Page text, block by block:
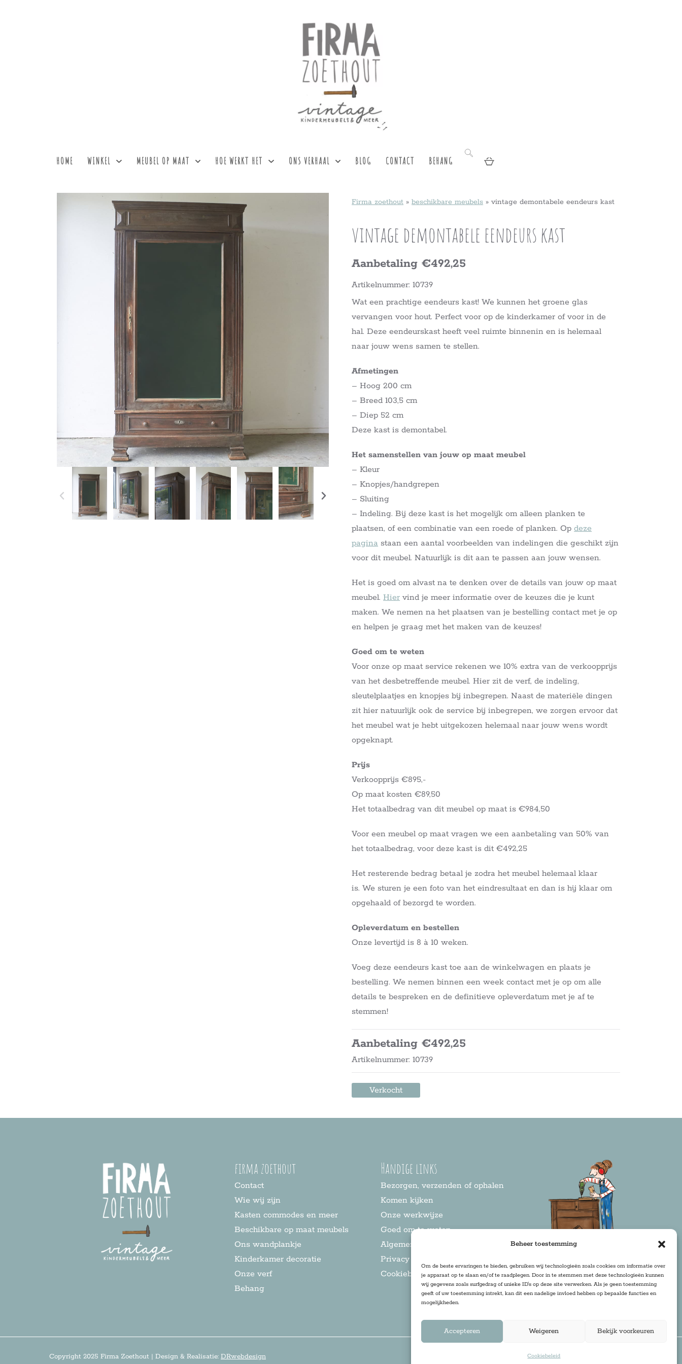
Beheer toestemming
Om de beste ervaringen te bieden, gebruiken wij technologieën zoals cookies om informatie over
je apparaat op te slaan en/of te raadplegen. Door in te stemmen met deze technologieën kunnen
wij gegevens zoals surfgedrag of unieke ID's op deze site verwerken. Als je geen toestemming
geeft of uw toestemming intrekt, kan dit een nadelige invloed hebben op bepaalde functies en
mogelijkheden.
Accepteren Weigeren Bekijk voorkeuren
Cookiebeleid
HOME WINKEL MEUBEL OP MAAT HOE WERKT HET ONS VERHAAL BLOG CONTACT BEHANG
Firma zoethout »beschikbare meubels »vintage demontabele eendeurs kast
vintage demontabele eendeurs kast
Aanbetaling €492,25
Artikelnummer: 10739
Wat een prachtige eendeurs kast! We kunnen het groene glas
vervangen voor hout. Perfect voor op de kinderkamer of voor in de
hal. Deze eendeurskast heeft veel ruimte binnenin en is helemaal
naar jouw wens samen te stellen.
Afmetingen
– Hoog 200 cm
– Breed 103,5 cm
– Diep 52 cm
Deze kast is demontabel.
Het samenstellen van jouw op maat meubel
– Kleur
– Knopjes/handgrepen
– Sluiting
– Indeling. Bij deze kast is het mogelijk om alleen planken te
plaatsen, of een combinatie van een roede of planken. Opdeze
pagina staan een aantal voorbeelden van indelingen die geschikt zijn
voor dit meubel. Natuurlijk is dit aan te passen aan jouw wensen.
Het is goed om alvast na te denken over de details van jouw op maat
meubel.Hier vind je meer informatie over de keuzes die je kunt
maken. We nemen na het plaatsen van je bestelling contact met je op
en helpen je graag met het maken van de keuzes!
Goed om te weten
Voor onze op maat service rekenen we 10% extra van de verkoopprijs
van het desbetreffende meubel. Hier zit de verf, de indeling,
sleutelplaatjes en knopjes bij inbegrepen. Naast de materiële dingen
zit hier natuurlijk ook de service bij inbegrepen, we zorgen ervoor dat
het meubel wat je hebt uitgekozen helemaal naar jouw wens wordt
opgeknapt.
Prijs
Verkoopprijs €895,-
Op maat kosten €89,50
Het totaalbedrag van dit meubel op maat is €984,50
Voor een meubel op maat vragen we een aanbetaling van 50% van
het totaalbedrag, voor deze kast is dit €492,25
Het resterende bedrag betaal je zodra het meubel helemaal klaar
is. We sturen je een foto van het eindresultaat en dan is hij klaar om
opgehaald of bezorgd te worden.
Opleverdatum en bestellen
Onze levertijd is 8 à 10 weken.
Voeg deze eendeurs kast toe aan de winkelwagen en plaats je
bestelling. We nemen binnen een week contact met je op om alle
details te bespreken en de definitieve opleverdatum met je af te
stemmen!
Aanbetaling €492,25
Artikelnummer: 10739
Verkocht
firma zoethout
Contact
Wie wij zijn
Kasten commodes en meer
Beschikbare op maat meubels
Ons wandplankje
Kinderkamer decoratie
Onze verf
Behang
Handige links
Bezorgen, verzenden of ophalen
Komen kijken
Onze werkwijze
Goed om te weten
Algemene voorwaarden
Privacy statement
Cookiebeleid
Copyright 2025 Firma Zoethout | Design & Realisatie: DRwebdesign